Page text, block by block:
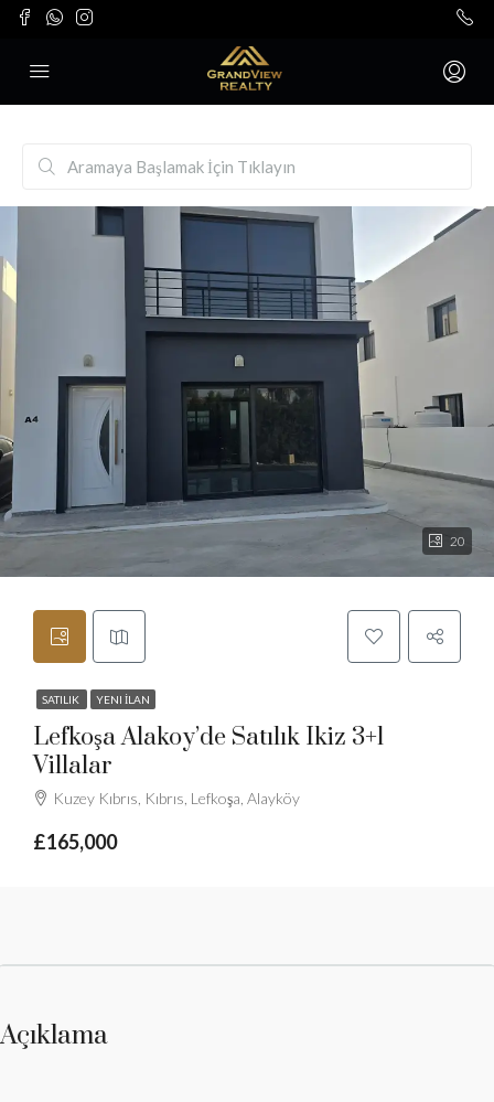
20
SATILIK YENI İLAN
Lefkoşa Alakoy’de Satılık Ikiz 3+1
Villalar
Kuzey Kıbrıs, Kıbrıs, Lefkoşa, Alayköy
£165,000
Açıklama